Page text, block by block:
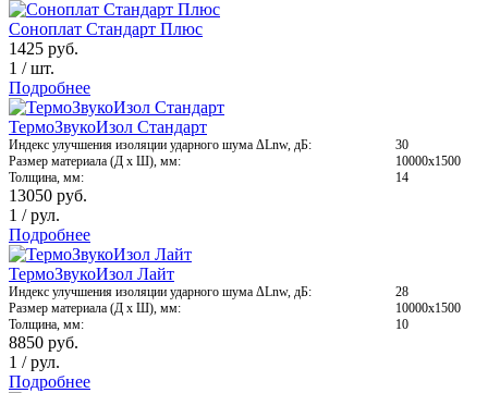
Соноплат Стандарт Плюс
1425 руб.
1 /шт.
Подробнее
ТермоЗвукоИзол Стандарт
Индекс улучшения изоляции ударного шума ΔLnw, дБ:
30
Размер материала (Д х Ш), мм:
10000х1500
Толщина, мм:
14
13050 руб.
1 /рул.
Подробнее
ТермоЗвукоИзол Лайт
Индекс улучшения изоляции ударного шума ΔLnw, дБ:
28
Размер материала (Д х Ш), мм:
10000х1500
Толщина, мм:
10
8850 руб.
1 /рул.
Подробнее